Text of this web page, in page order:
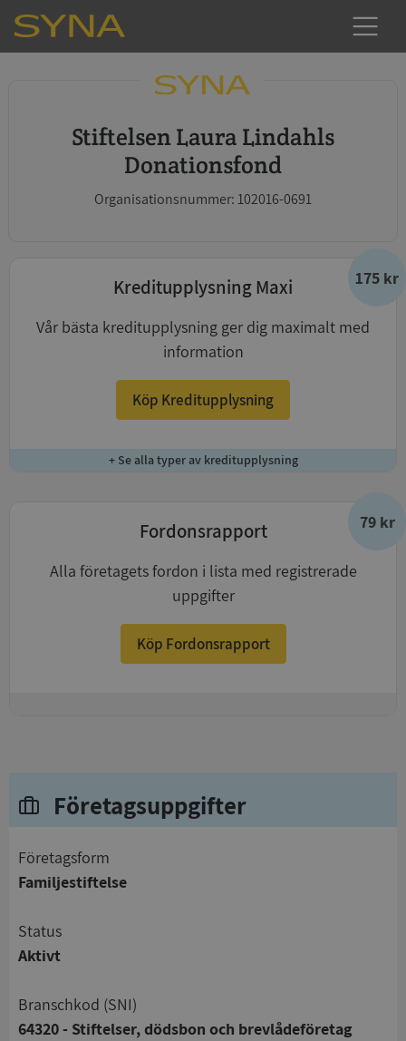
Stiftelsen Laura Lindahls
Donationsfond
Organisationsnummer: 102016-0691
175 kr
Kreditupplysning Maxi
Vår bästa kreditupplysning ger dig maximalt med
information
Köp Kreditupplysning
+ Se alla typer av kreditupplysning
79 kr
Fordonsrapport
Alla företagets fordon i lista med registrerade
uppgifter
Köp Fordonsrapport
Företagsuppgifter
företagsform
Familjestiftelse
status
Aktivt
branschkod (SNI)
64320 - Stiftelser, dödsbon och brevlådeföretag